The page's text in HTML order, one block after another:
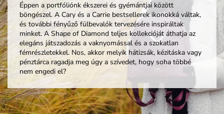
Éppen a portfóliónk ékszerei és gyémántjai között
böngészel. A Cary és a Carrie bestsellerek ikonokká váltak,
és további fényűző fülbevalók tervezésére inspiráltak
minket. A Shape of Diamond teljes kollekcióját áthatja az
elegáns játszadozás a vaknyomással és a szokatlan
fémrészletekkel. Nos, akkor melyik hátizsák, kézitáska vagy
pénztárca ragadja meg úgy a szívedet, hogy soha többé
nem engedi el?